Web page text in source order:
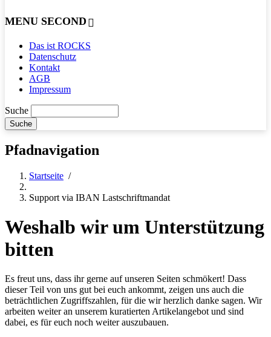
MENU SECOND
Das ist ROCKS
Datenschutz
Kontakt
AGB
Impressum
Suche
Pfadnavigation
Startseite /
Support via IBAN Lastschriftmandat
Weshalb wir um Unterstützung
bitten
Es freut uns, dass ihr gerne auf unseren Seiten schmökert! Dass
dieser Teil von uns gut bei euch ankommt, zeigen uns auch die
beträchtlichen Zugriffszahlen, für die wir herzlich danke sagen. Wir
arbeiten weiter an unserem kuratierten Artikelangebot und sind
dabei, es für euch noch weiter auszubauen.